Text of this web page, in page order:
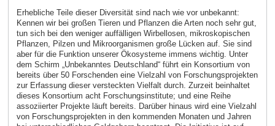
Erhebliche Teile dieser Diversität sind nach wie vor unbekannt:
Kennen wir bei großen Tieren und Pflanzen die Arten noch sehr gut,
tun sich bei den weniger auffälligen Wirbellosen, mikroskopischen
Pflanzen, Pilzen und Mikroorganismen große Lücken auf. Sie sind
aber für die Funktion unserer Ökosysteme immens wichtig. Unter
dem Schirm „Unbekanntes Deutschland“ führt ein Konsortium von
bereits über 50 Forschenden eine Vielzahl von Forschungsprojekten
zur Erfassung dieser versteckten Vielfalt durch. Zurzeit beinhaltet
dieses Konsortium acht Forschungsinstitute; und eine Reihe
assoziierter Projekte läuft bereits. Darüber hinaus wird eine Vielzahl
von Forschungsprojekten in den kommenden Monaten und Jahren